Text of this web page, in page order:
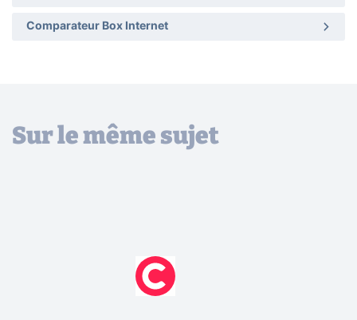
Comparateur Box Internet
Sur le même sujet